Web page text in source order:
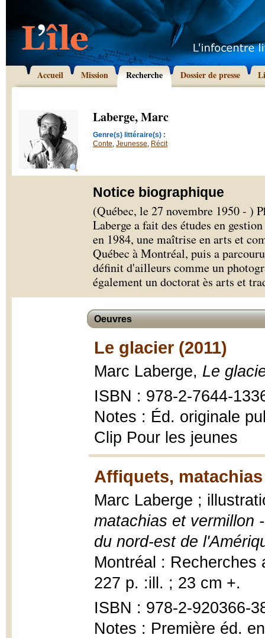
Accueil Mission Recherche Dossier de presse
Laberge, Marc
Genre(s) littéraire(s) :
Conte, Jeunesse, Récit
Notice biographique
(Québec, le 27 novembre 1950 - )
Laberge a fait des études en
en 1984, une maîtrise en arts et
Québec à Montréal, puis a
définit d'ailleurs comme un
également un doctorat ès arts et
Oeuvres
Le glacier (2011)
Marc Laberge, Le
ISBN : 978-2-7644-
Notes : Éd. originale
Clip Pour les jeunes
Affiquets,
Marc Laberge ;
matachias et vermillon
du nord-est de
Montréal : Recherches
227 p. :ill. ; 23 cm +.
ISBN : 978-2-920366-
Notes : Première éd.